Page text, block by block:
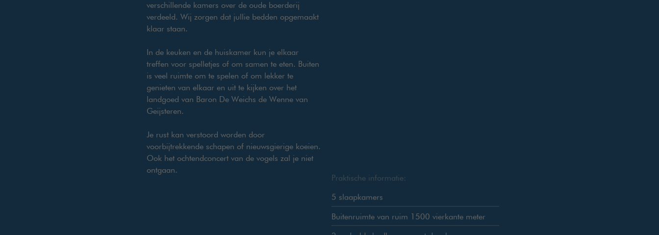
verschillende kamers over de oude boerderij
verdeeld. Wij zorgen dat jullie bedden opgemaakt
klaar staan.
In de keuken en de huiskamer kun je elkaar
treffen voor spelletjes of om samen te eten. Buiten
is veel ruimte om te spelen of om lekker te
genieten van elkaar en uit te kijken over het
landgoed van Baron De Weichs de Wenne van
Geijsteren.
Je rust kan verstoord worden door
voorbijtrekkende schapen of nieuwsgierige koeien.
Ook het ochtendconcert van de vogels zal je niet
ontgaan.
Praktische informatie:
5 slaapkamers
Buitenruimte van ruim 1500 vierkante meter